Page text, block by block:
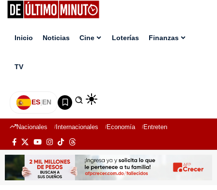
Inicio Noticias Cine Loterías Finanzas
TV
ES|EN
Nacionales Internacionales Economía Entretenimiento